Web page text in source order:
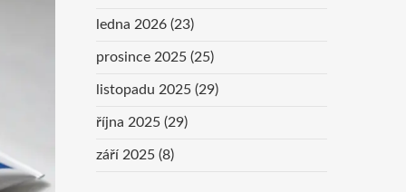
ledna 2026 (23)
prosince 2025 (25)
listopadu 2025 (29)
října 2025 (29)
září 2025 (8)